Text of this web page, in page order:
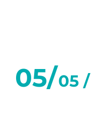
05/05 /